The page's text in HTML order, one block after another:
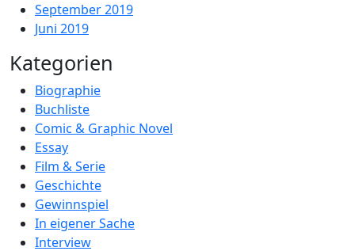
September 2019
Juni 2019
Kategorien
Biographie
Buchliste
Comic & Graphic Novel
Essay
Film & Serie
Geschichte
Gewinnspiel
In eigener Sache
Interview